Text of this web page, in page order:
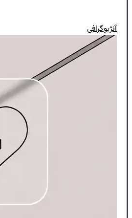
آنژیوگرافی